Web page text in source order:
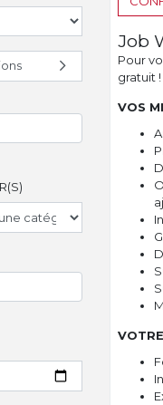
Job
Pour
gratuit !
VOS